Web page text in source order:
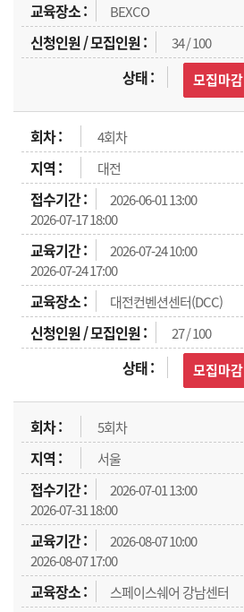
BEXCO
34 / 100
모집마감
4회차
대전
2026-06-01 13:00
2026-07-17 18:00
2026-07-24 10:00
2026-07-24 17:00
대전컨벤션센터(DCC)
27 / 100
모집마감
5회차
서울
2026-07-01 13:00
2026-07-31 18:00
2026-08-07 10:00
2026-08-07 17:00
스페이스쉐어 강남센터